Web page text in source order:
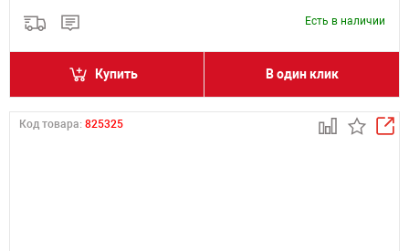
Есть в наличии
Купить В один клик
Код товара: 825325